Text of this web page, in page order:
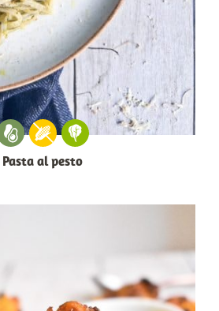
Pasta al pesto